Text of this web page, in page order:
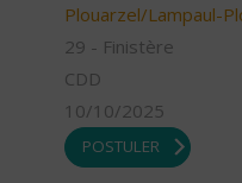
Plouarzel/Lampaul-
29 - Finistère
CDD
10/10/2025
POSTULER